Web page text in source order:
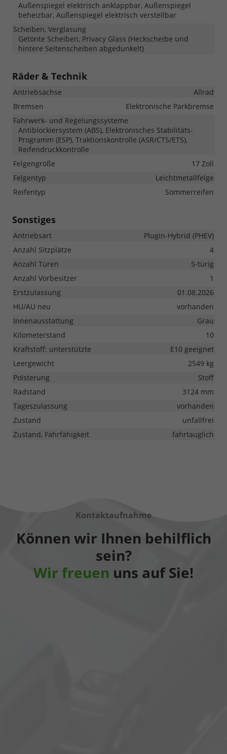
Außenspiegel elektrisch anklappbar, Außenspiegel
beheizbar, Außenspiegel elektrisch verstellbar
Scheiben, Verglasung
Getönte Scheiben, Privacy Glass (Heckscheibe und
hintere Seitenscheiben abgedunkelt)
Räder & Technik
Antriebsachse
Allrad
Bremsen
Elektronische Parkbremse
Fahrwerk- und Regelungssysteme
Antiblockiersystem (ABS), Elektronisches Stabilitäts-
Programm (ESP), Traktionskontrolle (ASR/CTS/ETS),
Reifendruckkontrolle
Felgengröße
17 Zoll
Felgentyp
Leichtmetallfelge
Reifentyp
Sommerreifen
Sonstiges
Antriebsart
Plugin-Hybrid (PHEV)
Anzahl Sitzplätze
4
Anzahl Türen
5-türig
Anzahl Vorbesitzer
1
Erstzulassung
01.08.2026
HU/AU neu
vorhanden
Innenausstattung
Grau
Kilometerstand
10
Kraftstoff: unterstützte
E10 geeignet
Leergewicht
2549 kg
Polsterung
Stoff
Radstand
3124 mm
Tageszulassung
vorhanden
Zustand
unfallfrei
Zustand, Fahrfähigkeit
fahrtauglich
Kontaktaufnahme
Können wir Ihnen behilflich
sein?
Wir freuen uns auf Sie!